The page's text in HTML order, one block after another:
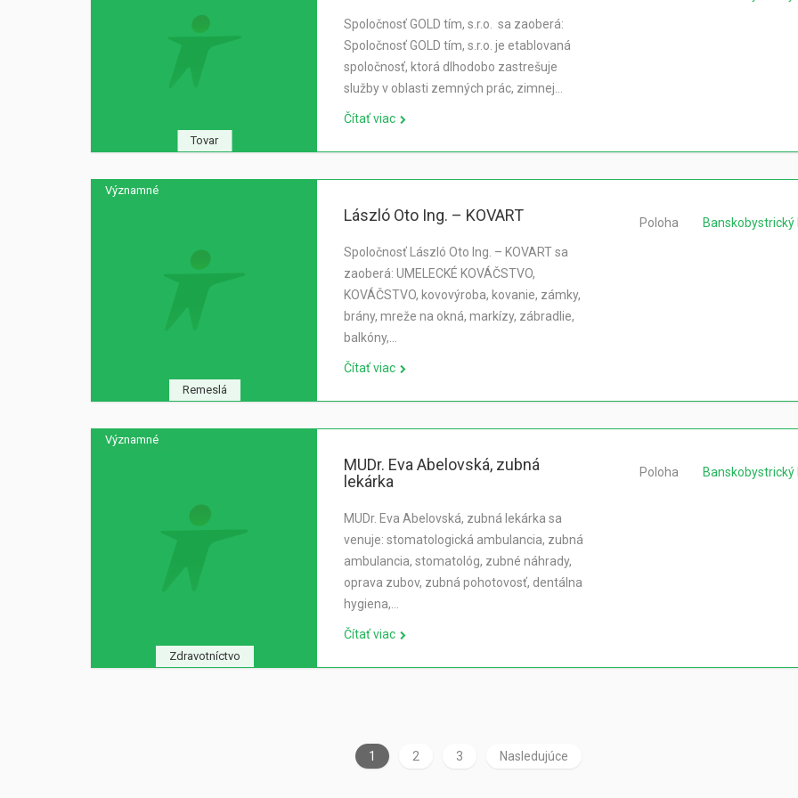
Tovar
Spoločnosť GOLD tím, s.r.o. sa zaoberá:
Spoločnosť GOLD tím, s.r.o. je etablovaná
spoločnosť, ktorá dlhodobo zastrešuje
služby v oblasti zemných prác, zimnej…
Čítať viac
Významné
Remeslá
László Oto Ing. – KOVART
Spoločnosť László Oto Ing. – KOVART sa
zaoberá: UMELECKÉ KOVÁČSTVO,
KOVÁČSTVO, kovovýroba, kovanie, zámky,
brány, mreže na okná, markízy, zábradlie,
balkóny,…
Čítať viac
Poloha Banskobystrický
Významné
Zdravotníctvo
MUDr. Eva Abelovská, zubná
lekárka
MUDr. Eva Abelovská, zubná lekárka sa
venuje: stomatologická ambulancia, zubná
ambulancia, stomatológ, zubné náhrady,
oprava zubov, zubná pohotovosť, dentálna
hygiena,…
Čítať viac
Poloha Banskobystrický
1 2 3 Nasledujúce